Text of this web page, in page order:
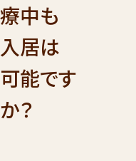
療中も
入居は
可能です
か？